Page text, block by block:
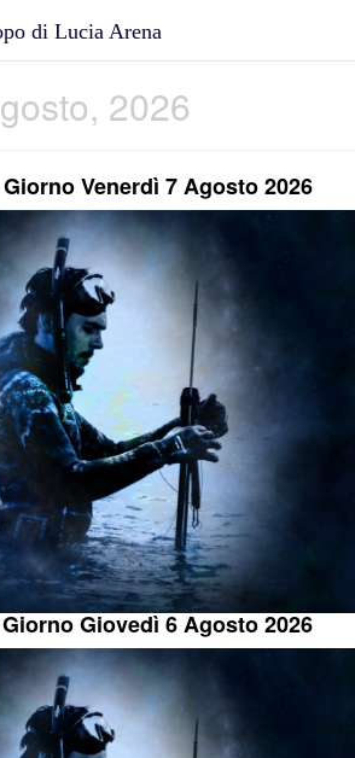
di Lucia Arena
2026
Venerdì 7 Agosto 2026
Giovedì 6 Agosto 2026